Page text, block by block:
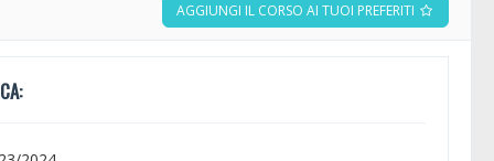
AGGIUNGI IL CORSO AI TUOI PREFERITI